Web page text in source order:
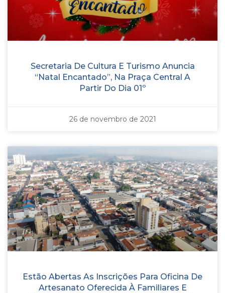
Secretaria De Cultura E Turismo Anuncia
“Natal Encantado”, Na Praça Central A
Partir Do Dia 01º
26 de novembro de 2021
Estão Abertas As Inscrições Para Oficina De
Artesanato Oferecida À Familiares E